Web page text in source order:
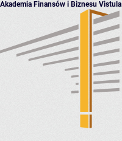
Akademia Finansów i Biznesu Vistula